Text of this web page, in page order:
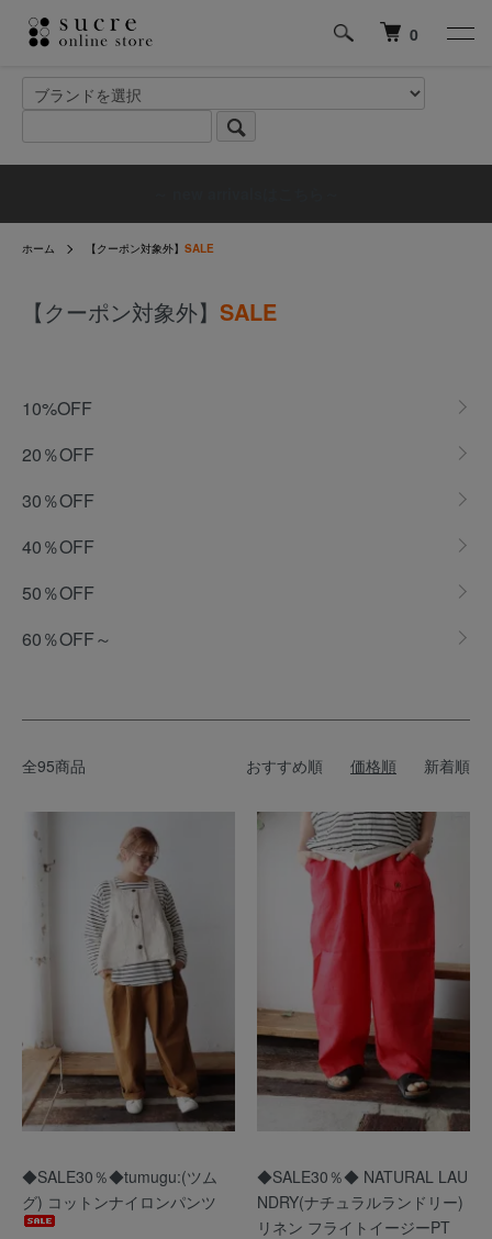
0
ホーム 【クーポン対象外】 SALE
【クーポン対象外】 SALE
10%OFF
20％OFF
30％OFF
40％OFF
50％OFF
60％OFF～
全95商品 おすすめ順 価格順 新着順
◆SALE30％◆tumugu:(ツム
グ) コットンナイロンパンツ
◆SALE30％◆ NATURAL LAU
NDRY(ナチュラルランドリー)
リネン フライトイージーPT